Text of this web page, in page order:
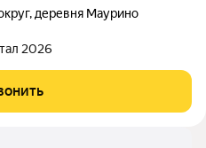
, деревня Маурино
2026